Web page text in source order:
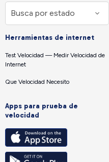
Herramientas de internet
Test Velocidad — Medir Velocidad de
Internet
Que Velocidad Necesito
Apps para prueba de
velocidad